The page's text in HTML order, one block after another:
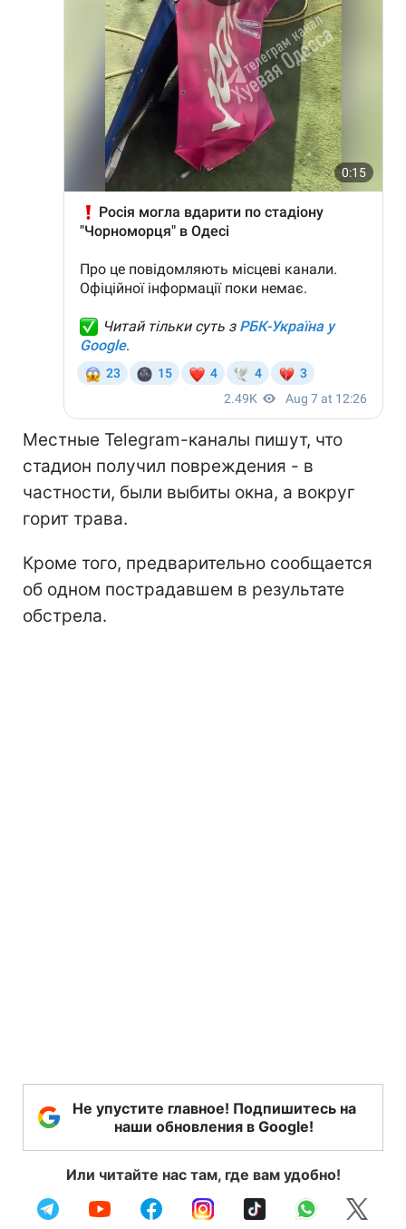
Местные Telegram-каналы пишут, что
стадион получил повреждения - в
частности, были выбиты окна, а вокруг
горит трава.
Кроме того, предварительно сообщается
об одном пострадавшем в результате
обстрела.
Не упустите главное! Подпишитесь на
наши обновления в Google!
Или читайте нас там, где вам удобно!